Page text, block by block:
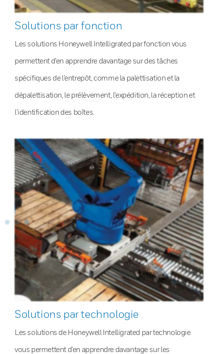
Solutions par fonction
Les solutions Honeywell Intelligrated par fonction vous
permettent d’en apprendre davantage sur des tâches
spécifiques de l’entrepôt, comme la palettisation et la
dépalettisation, le prélèvement, l’expédition, la réception et
l’identification des boîtes.
Solutions par technologie
Les solutions de Honeywell Intelligrated par technologie
vous permettent d’en apprendre davantage sur les